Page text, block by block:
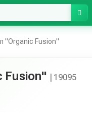
"Organic Fusion"
Fusion" | 19095